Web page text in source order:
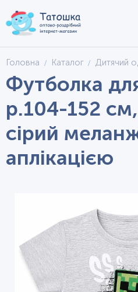
Головна Каталог Дитячий
Футболка
р.104-152 см,
сірий
аплікацією